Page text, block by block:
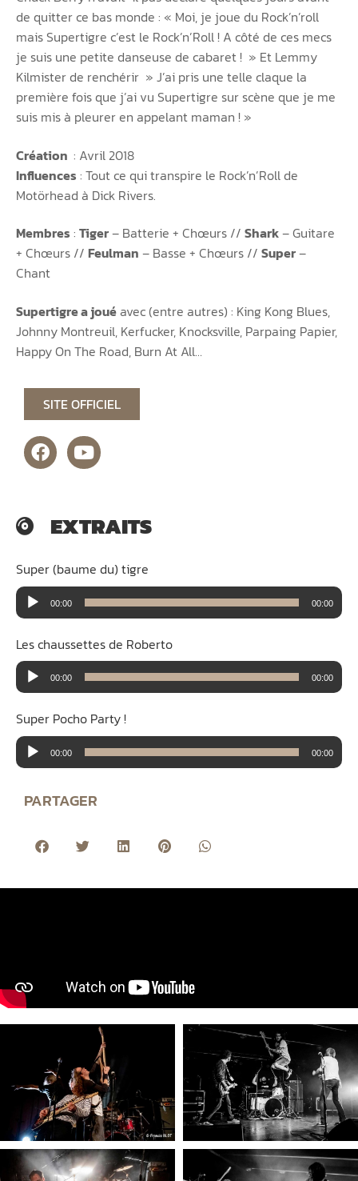
de quitter ce bas monde : « Moi, je joue du Rock’n’roll
mais Supertigre c’est le Rock’n’Roll ! A côté de ces mecs
je suis une petite danseuse de cabaret ! » Et Lemmy
Kilmister de renchérir » J’ai pris une telle claque la
première fois que j’ai vu Supertigre sur scène que je me
suis mis à pleurer en appelant maman ! »
Création : Avril 2018
Influences : Tout ce qui transpire le Rock’n’Roll de
Motörhead à Dick Rivers.
Membres : Tiger– Batterie + Chœurs // Shark– Guitare
+ Chœurs // Feulman – Basse + Chœurs // Super–
Chant
Supertigre a jouéavec (entre autres) : King Kong Blues,
Johnny Montreuil, Kerfucker, Knocksville, Parpaing Papier,
Happy On The Road, Burn At All…
SITE OFFICIEL
EXTRAITS
Super (baume du) tigre
Lecteur
audio
00:00 00:00
Les chaussettes de Roberto
Lecteur
audio
00:00 00:00
Super Pocho Party !
Lecteur
audio
00:00 00:00
PARTAGER